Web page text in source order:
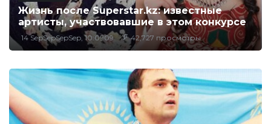
Жизнь после Superstar.kz: известные
артисты, участвовавшие в этом конкурсе
14 SepSepSepSep, 10:0909 42,727 просмотры